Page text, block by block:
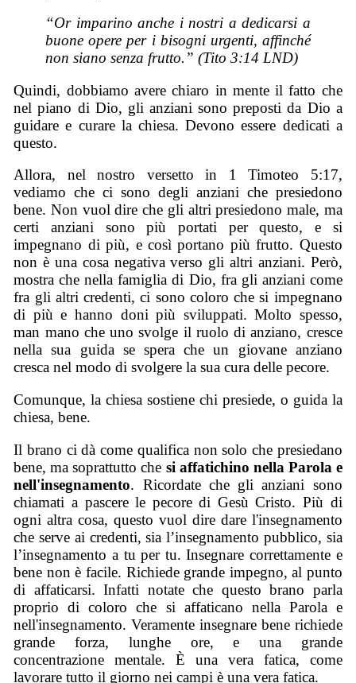
“Or imparino anche i nostri a dedicarsi a
buone opere per i bisogni urgenti, affinché
non siano senza frutto.” (Tito 3:14 LND)
Quindi, dobbiamo avere chiaro in mente il fatto che
nel piano di Dio, gli anziani sono preposti da Dio a
guidare e curare la chiesa. Devono essere dedicati a
questo.
Allora, nel nostro versetto in 1 Timoteo 5:17,
vediamo che ci sono degli anziani che presiedono
bene. Non vuol dire che gli altri presiedono male, ma
certi anziani sono più portati per questo, e si
impegnano di più, e così portano più frutto. Questo
non è una cosa negativa verso gli altri anziani. Però,
mostra che nella famiglia di Dio, fra gli anziani come
fra gli altri credenti, ci sono coloro che si impegnano
di più e hanno doni più sviluppati. Molto spesso,
man mano che uno svolge il ruolo di anziano, cresce
nella sua guida se spera che un giovane anziano
cresca nel modo di svolgere la sua cura delle pecore.
Comunque, la chiesa sostiene chi presiede, o guida la
chiesa, bene.
Il brano ci dà come qualifica non solo che presiedano
bene, ma soprattutto che si affatichino nella Parola e
nell'insegnamento. Ricordate che gli anziani sono
chiamati a pascere le pecore di Gesù Cristo. Più di
ogni altra cosa, questo vuol dire dare l'insegnamento
che serve ai credenti, sia l’insegnamento pubblico, sia
l’insegnamento a tu per tu. Insegnare correttamente e
bene non è facile. Richiede grande impegno, al punto
di affaticarsi. Infatti notate che questo brano parla
proprio di coloro che si affaticano nella Parola e
nell'insegnamento. Veramente insegnare bene richiede
grande forza, lunghe ore, e una grande
concentrazione mentale. È una vera fatica, come
lavorare tutto il giorno nei campi è una vera fatica.